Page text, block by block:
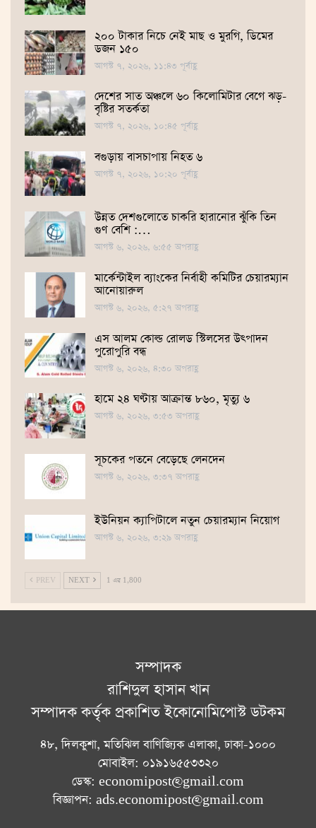
২০০ টাকার নিচে নেই মাছ ও মুরগি, ডিমের
ডজন ১৫০
আগস্ট ৭, ২০২৬, ১১:৪৩ পূর্বাহ্ণ
দেশের সাত অঞ্চলে ৬০ কিলোমিটার বেগে ঝড়-
বৃষ্টির সতর্কতা
আগস্ট ৭, ২০২৬, ১০:৪৫ পূর্বাহ্ণ
বগুড়ায় বাসচাপায় নিহত ৬
আগস্ট ৭, ২০২৬, ১০:২০ পূর্বাহ্ণ
উন্নত দেশগুলোতে চাকরি হারানোর ঝুঁকি তিন
গুণ বেশি :…
আগস্ট ৬, ২০২৬, ৬:৫৫ অপরাহ্ণ
মার্কেন্টাইল ব্যাংকের নির্বাহী কমিটির চেয়ারম্যান
আনোয়ারুল
আগস্ট ৬, ২০২৬, ৫:২৭ অপরাহ্ণ
এস আলম কোল্ড রোলড স্টিলসের উৎপাদন
পুরোপুরি বন্ধ
আগস্ট ৬, ২০২৬, ৪:৩০ অপরাহ্ণ
হামে ২৪ ঘণ্টায় আক্রান্ত ৮৬০, মৃত্যু ৬
আগস্ট ৬, ২০২৬, ৩:৫৩ অপরাহ্ণ
সূচকের পতনে বেড়েছে লেনদেন
আগস্ট ৬, ২০২৬, ৩:৩৭ অপরাহ্ণ
ইউনিয়ন ক্যাপিটালে নতুন চেয়ারম্যান নিয়োগ
আগস্ট ৬, ২০২৬, ৩:২৯ অপরাহ্ণ
PREV NEXT 1 এর 1,800
সম্পাদক
রাশিদুল হাসান খান
সম্পাদক কর্তৃক প্রকাশিত ইকোনোমিপোস্ট ডটকম
৪৮, দিলকুশা, মতিঝিল বাণিজ্যিক এলাকা, ঢাকা-১০০০
মোবাইল: ০১৯১৬৫৫৩৩২০
ডেস্ক: economipost@gmail.com
বিজ্ঞাপন: ads.economipost@gmail.com